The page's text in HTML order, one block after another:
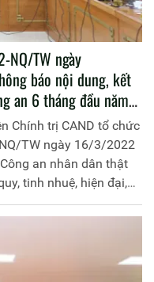
NQ/TW ngày
báo nội dung, kết
an 6 tháng đầu năm
Chính trị CAND tổ chức
TW ngày 16/3/2022
an nhân dân thật
tinh nhuệ, hiện đại,
hình mới và thông
sơ kết công tác Công